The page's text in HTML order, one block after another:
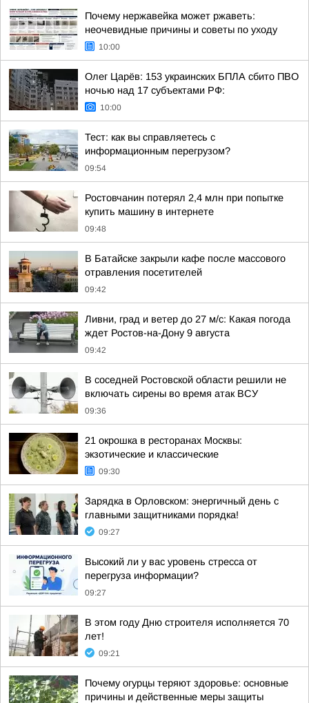
Почему нержавейка может ржаветь:
неочевидные причины и советы по уходу
10:00
Олег Царёв: 153 украинских БПЛА сбито ПВО
ночью над 17 субъектами РФ:
10:00
Тест: как вы справляетесь с
информационным перегрузом?
09:54
Ростовчанин потерял 2,4 млн при попытке
купить машину в интернете
09:48
В Батайске закрыли кафе после массового
отравления посетителей
09:42
Ливни, град и ветер до 27 м/с: Какая погода
ждет Ростов-на-Дону 9 августа
09:42
В соседней Ростовской области решили не
включать сирены во время атак ВСУ
09:36
21 окрошка в ресторанах Москвы:
экзотические и классические
09:30
Зарядка в Орловском: энергичный день с
главными защитниками порядка!
09:27
Высокий ли у вас уровень стресса от
перегруза информации?
09:27
В этом году Дню строителя исполняется 70
лет!
09:21
Почему огурцы теряют здоровье: основные
причины и действенные меры защиты